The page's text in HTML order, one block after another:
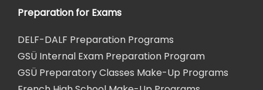
Preparation for Exams
DELF-DALF Preparation Programs
GSÜ Internal Exam Preparation Program
GSÜ Preparatory Classes Make-Up Programs